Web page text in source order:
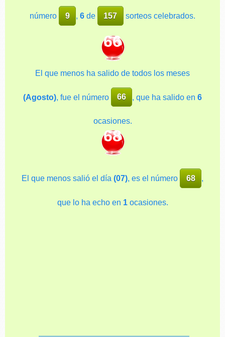
número 9 , 6 de 157 sorteos celebrados.
66
El que menos ha salido de todos los meses
(Agosto), fue el número 66 , que ha salido en6
ocasiones.
68
El que menos salió el día(07), es el número 68 ,
que lo ha echo en 1ocasiones.